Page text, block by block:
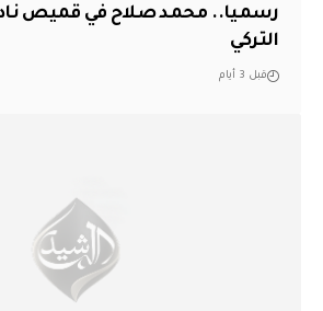
رسميا.. محمد صلاح في قميص
التركي
قبل 3 أيام